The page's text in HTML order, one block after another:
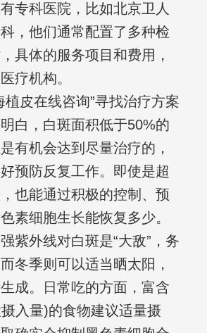
专科医院，比如北京卫人
，他们通常配置了多种检
具体的服务项目和费用，
疗机构。
植皮在线咨询”寻找治疗方案
白，白斑面积低于50%的
有机会达到尽量治疗的，
预防反复工作。即使是超
也能通过积极的控制、预
素细胞生长能恢复多少。
紫外线对白斑是“大敌”，务
冬季则可以适当晒太阳，
成。日常吃的方面，富含
入量)的食物建议适量摄